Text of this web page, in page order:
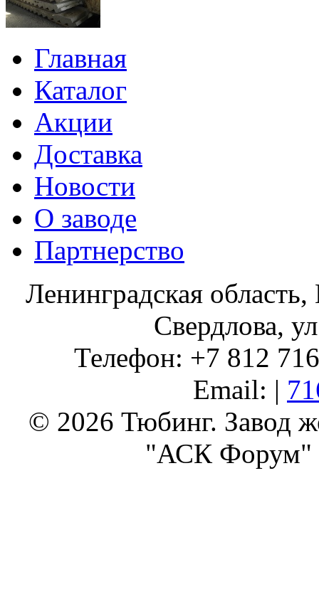
Главная
Каталог
Акции
Доставка
Новости
О заводе
Партнерство
Ленинградская
Свердлова,
Телефон: +7 812
Email: |
© 2026 Тюбинг. Завод
"АСК Форум"